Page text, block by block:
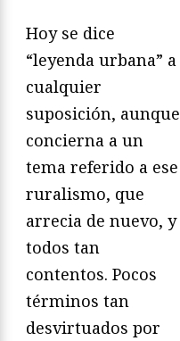
Hoy se dice
“leyenda urbana” a
cualquier
suposición, aunque
concierna a un
tema referido a ese
ruralismo, que
arrecia de nuevo, y
todos tan
contentos. Pocos
términos tan
desvirtuados por